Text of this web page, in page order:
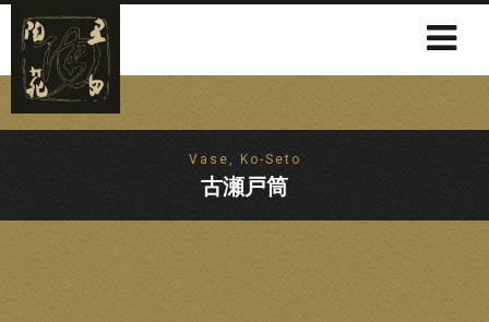
Vase, Ko-Seto
古瀬戸筒